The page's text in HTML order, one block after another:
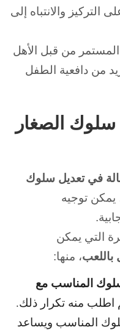
التركيز والانتباه إلى
المستمر من قبل الأهل
من دافعية الطفل
سلوك الصغار
في تعديل سلوك
يمكن توجيه
التي يمكن
، منها:
المناسب مع
اطلب منه تكرار ذلك.
المناسب ويساعد